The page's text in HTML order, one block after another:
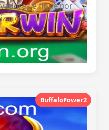
e fique por
com a palavra-
BuffaloPower2